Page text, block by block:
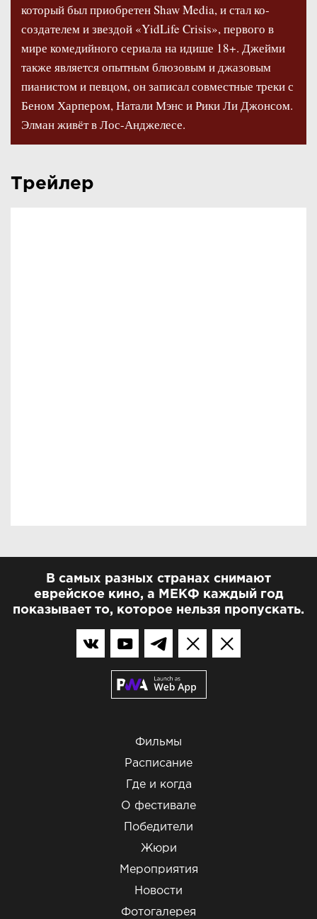
который был приобретен Shaw Media, и стал ко-
создателем и звездой «YidLife Crisis», первого в
мире комедийного сериала на идише 18+. Джейми
также является опытным блюзовым и джазовым
пианистом и певцом, он записал совместные треки с
Беном Харпером, Натали Мэнс и Рики Ли Джонсом.
Элман живёт в Лос-Анджелесе.
Трейлер
В самых разных странах снимают
еврейское кино, а МЕКФ каждый год
показывает то, которое нельзя пропускать.
Фильмы
Расписание
Где и когда
О фестивале
Победители
Жюри
Мероприятия
Новости
Фотогалерея